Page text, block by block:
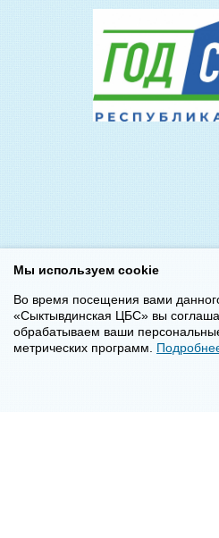
Мы используем cookie
Во время посещения вами
«Сыктывдинская ЦБС» вы
обрабатываем ваши
метрических программ.